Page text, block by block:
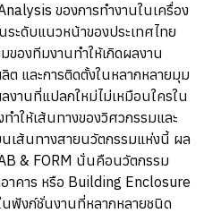
ของการทำงานในเครื่อง
ระดับแนวหน้าของประเทศไทย
ของทีมงานทำให้เกิดผลงาน
ต และการติดตั้งในหลากหลายมุม
งานที่แปลกใหม่ไม่เหมือนใครใน
ให้เส้นทางของวิศวกรรมและ
เส้นทางสายนวัตกรรมแห่งนี้ ผล
& FORM นั่นคือนวัตกรรม
าคาร หรือ Building Enclosure
ฟังก์ชั่นงานที่หลากหลายชนิด